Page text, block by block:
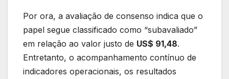
Por ora, a avaliação de consenso indica que o
papel segue classificado como “subavaliado”
em relação ao valor justo de US$ 91,48.
Entretanto, o acompanhamento contínuo de
indicadores operacionais, os resultados